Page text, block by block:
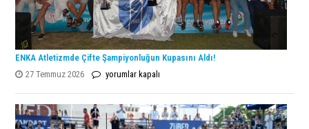
ENKA Atletizmde Çifte Şampiyonluğun Kupasını Aldı!
27 Temmuz 2026
ENKA
Çifte
Şampiyonluğun
yorumlar kapalı